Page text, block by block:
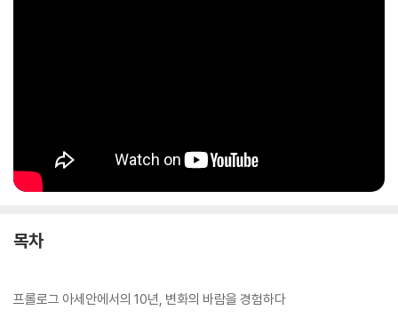
목차
프롤로그 아세안에서의 10년, 변화의 바람을 경험하다